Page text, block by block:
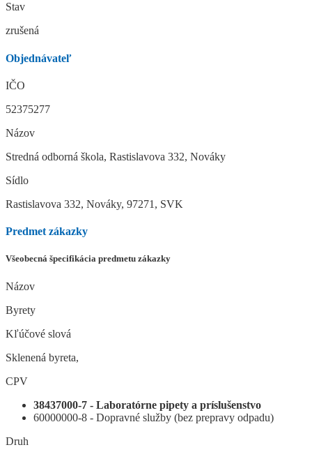
Stav
zrušená
Objednávateľ
IČO
52375277
Názov
Stredná odborná škola, Rastislavova 332, Nováky
Sídlo
Rastislavova 332, Nováky, 97271, SVK
Predmet zákazky
Všeobecná špecifikácia predmetu zákazky
Názov
Byrety
Kľúčové slová
Sklenená byreta,
CPV
38437000-7 - Laboratórne pipety a príslušenstvo
60000000-8 - Dopravné služby (bez prepravy odpadu)
Druh